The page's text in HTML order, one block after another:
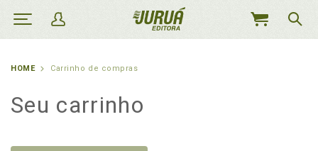
MEU
HOME Carrinho de compras
Seu carrinho